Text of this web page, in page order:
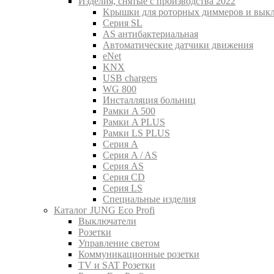
Kрышки для роторных диммеров и
Серия SL
AS антибактериальная
Aвтоматические датчики движения
eNet
KNX
USB chargers
WG 800
Инсталляция больниц
Рамки A 500
Рамки A PLUS
Рамки LS PLUS
Серия A
Серия A / AS
Серия AS
Серия CD
Серия LS
Специальные изделия
Каталог JUNG Eco Profi
Выключатели
Розетки
Управление светом
Коммуникационные розетки
TV и SAT Розетки